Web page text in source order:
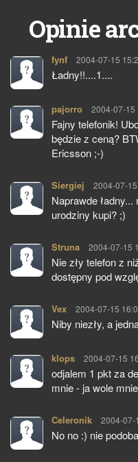
Opinie
fynf pisze:
2004-07-15
Ładny!!....1....
pajorro pisze:
2004-07-15
Fajny telefonik!
będzie z ceną?
Ericsson ;-)
Siergiej pisze:
2004-07-
Naprawde
urodziny kupi? ;)
Struna pisze:
2004-07-15
Nie zły telefon z
dostępny pod
Vex pisze:
2004-07-15
Niby niezły, a
klops pisze:
2004-07-15
odjalem 1 pkt za
mnie - ja wole
Celeronik pisze:
2004-07-
No no :) nie